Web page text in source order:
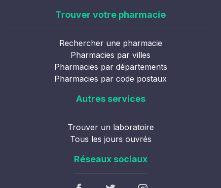
Trouver votre pharmacie
Rechercher une pharmacie
Pharmacies par villes
Pharmacies par départements
Pharmacies par code postaux
Autres services
Trouver un laboratoire
Tous les jours ouvrés
Réseaux sociaux